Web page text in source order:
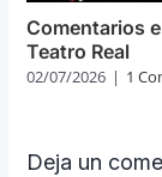
Comentarios
Teatro Real
02/07/2026 | 1
Deja un